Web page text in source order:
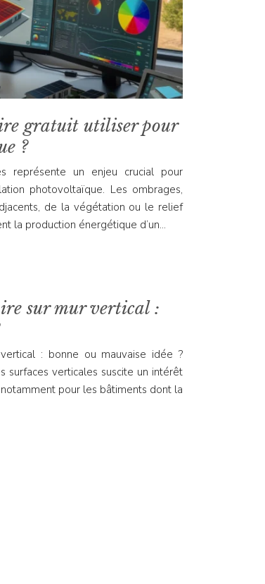
gratuit utiliser pour
?
représente un enjeu crucial pour
photovoltaïque. Les ombrages,
de la végétation ou le relief
la production énergétique d’un…
sur mur vertical :
: bonne ou mauvaise idée ?
surfaces verticales suscite un intérêt
pour les bâtiments dont la